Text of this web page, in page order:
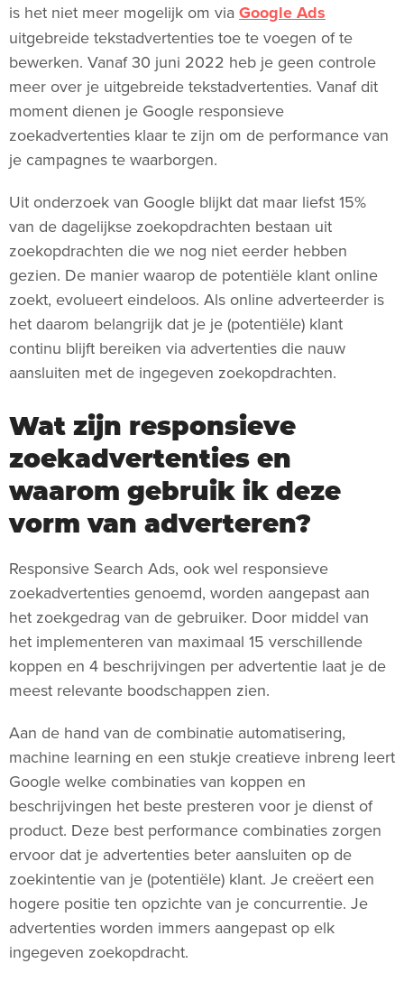
is het niet meer mogelijk om via Google Ads
uitgebreide tekstadvertenties toe te voegen of te
bewerken. Vanaf 30 juni 2022 heb je geen controle
meer over je uitgebreide tekstadvertenties. Vanaf dit
moment dienen je Google responsieve
zoekadvertenties klaar te zijn om de performance van
je campagnes te waarborgen.
Uit onderzoek van Google blijkt dat maar liefst 15%
van de dagelijkse zoekopdrachten bestaan uit
zoekopdrachten die we nog niet eerder hebben
gezien. De manier waarop de potentiële klant online
zoekt, evolueert eindeloos. Als online adverteerder is
het daarom belangrijk dat je je (potentiële) klant
continu blijft bereiken via advertenties die nauw
aansluiten met de ingegeven zoekopdrachten.
Wat zijn responsieve
zoekadvertenties en
waarom gebruik ik deze
vorm van adverteren?
Responsive Search Ads, ook wel responsieve
zoekadvertenties genoemd, worden aangepast aan
het zoekgedrag van de gebruiker. Door middel van
het implementeren van maximaal 15 verschillende
koppen en 4 beschrijvingen per advertentie laat je de
meest relevante boodschappen zien.
Aan de hand van de combinatie automatisering,
machine learning en een stukje creatieve inbreng leert
Google welke combinaties van koppen en
beschrijvingen het beste presteren voor je dienst of
product. Deze best performance combinaties zorgen
ervoor dat je advertenties beter aansluiten op de
zoekintentie van je (potentiële) klant. Je creëert een
hogere positie ten opzichte van je concurrentie. Je
advertenties worden immers aangepast op elk
ingegeven zoekopdracht.